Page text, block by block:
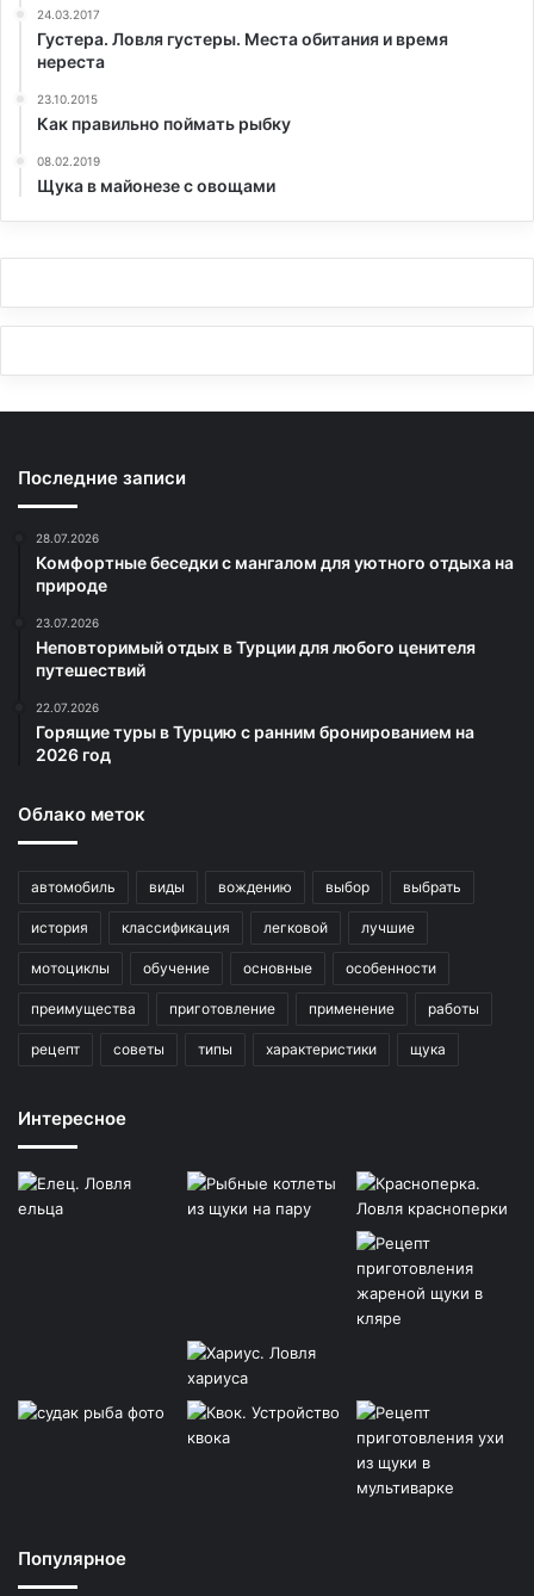
24.03.2017
Густера. Ловля густеры. Места обитания и время
нереста
23.10.2015
Как правильно поймать рыбку
08.02.2019
Щука в майонезе с овощами
Последние записи
28.07.2026
Комфортные беседки с мангалом для уютного отдыха на
природе
23.07.2026
Неповторимый отдых в Турции для любого ценителя
путешествий
22.07.2026
Горящие туры в Турцию с ранним бронированием на
2026 год
Облако меток
автомобиль виды вождению выбор выбрать
история классификация легковой лучшие
мотоциклы обучение основные особенности
преимущества приготовление применение работы
рецепт советы типы характеристики щука
Интересное
Популярное